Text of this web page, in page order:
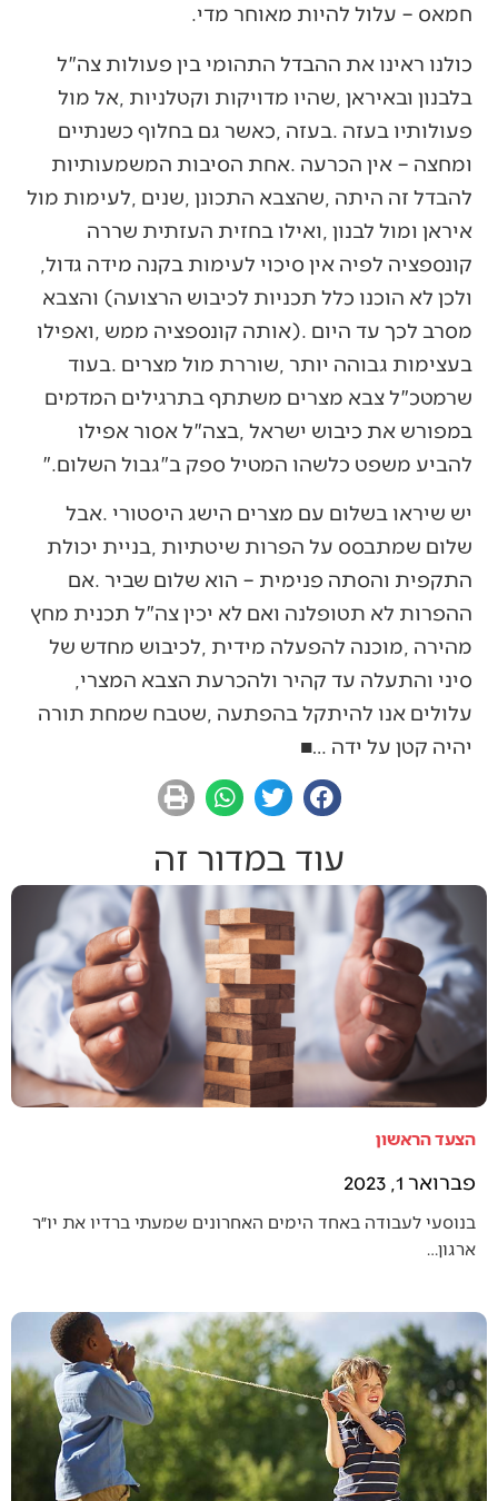
‬חמאס‭ ‬‮–‬‭ ‬עלול‭ ‬להיות‭ ‬מאוחר‭ ‬מדי‭.‬
כולנו‭ ‬ראינו‭ ‬את‭ ‬ההבדל‭ ‬התהומי‭ ‬בין‭ ‬פעולות‭ ‬צה"ל‭
‬בלבנון‭ ‬ובאיראן‭, ‬שהיו‭ ‬מדויקות‭ ‬וקטלניות‭, ‬אל‭ ‬מול‭
‬להבדל‭ ‬זה‭ ‬היתה‭, ‬שהצבא‭ ‬התכונן‭, ‬שנים‭, ‬לעימות‭ ‬מול‭
‬קונספציה‭ ‬לפיה‭ ‬אין‭ ‬סיכוי‭ ‬לעימות‭ ‬בקנה‭ ‬מידה‭ ‬גדול‭,
‬להביע‭ ‬משפט‭ ‬כלשהו‭ ‬המטיל‭ ‬ספק‭ ‬ב"גבול‭ ‬השלום‮"‬‭.‬
יש‭ ‬שיראו‭ ‬בשלום‭ ‬עם‭ ‬מצרים‭ ‬הישג‭ ‬היסטורי‭. ‬אבל‭
‬מהירה‭, ‬מוכנה‭ ‬להפעלה‭ ‬מידית‭, ‬לכיבוש‭ ‬מחדש‭ ‬של‭
‬יהיה‭ ‬קטן‭ ‬על‭ ‬ידה‭… ‬■
עוד במדור זה
הצעד הראשון
פברואר 1, 2023
בנוסעי לעבודה באחד הימים האחרונים שמעתי ברדיו את יו״ר
ארגון…